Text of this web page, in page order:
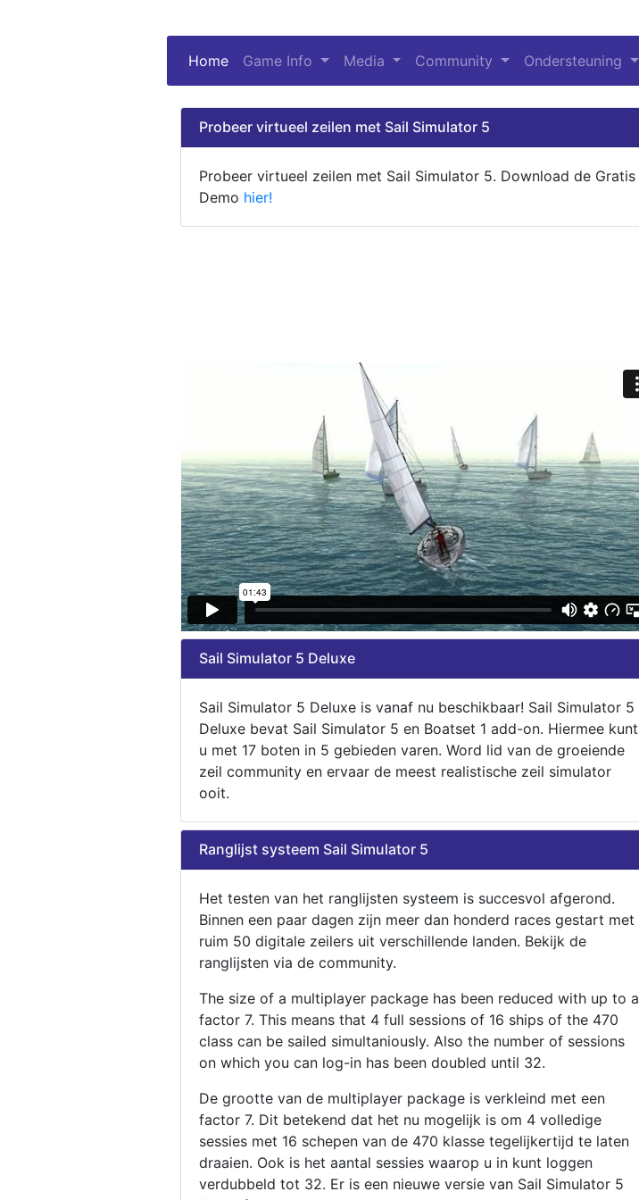
Home (current)
Game Info Media Community Ondersteuning
Probeer virtueel zeilen met Sail Simulator 5
Probeer virtueel zeilen met Sail Simulator 5. Download de Gratis
Demo hier!
Sail Simulator 5 Deluxe
Sail Simulator 5 Deluxe is vanaf nu beschikbaar! Sail Simulator 5
Deluxe bevat Sail Simulator 5 en Boatset 1 add-on. Hiermee kunt
u met 17 boten in 5 gebieden varen. Word lid van de groeiende
zeil community en ervaar de meest realistische zeil simulator
ooit.
Ranglijst systeem Sail Simulator 5
Het testen van het ranglijsten systeem is succesvol afgerond.
Binnen een paar dagen zijn meer dan honderd races gestart met
ruim 50 digitale zeilers uit verschillende landen. Bekijk de
ranglijsten via de community.
The size of a multiplayer package has been reduced with up to a
factor 7. This means that 4 full sessions of 16 ships of the 470
class can be sailed simultaniously. Also the number of sessions
on which you can log-in has been doubled until 32.
De grootte van de multiplayer package is verkleind met een
factor 7. Dit betekend dat het nu mogelijk is om 4 volledige
sessies met 16 schepen van de 470 klasse tegelijkertijd te laten
draaien. Ook is het aantal sessies waarop u in kunt loggen
verdubbeld tot 32. Er is een nieuwe versie van Sail Simulator 5